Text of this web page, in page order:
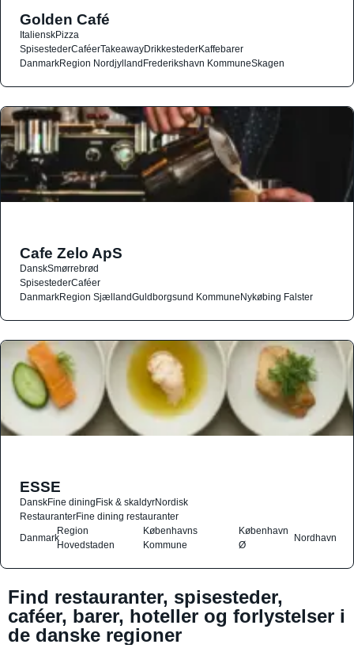
Golden Café
ItalienskPizza
SpisestederCaféerTakeawayDrikkestederKaffebarer
DanmarkRegion NordjyllandFrederikshavn KommuneSkagen
Cafe Zelo ApS
DanskSmørrebrød
SpisestederCaféer
DanmarkRegion SjællandGuldborgsund KommuneNykøbing Falster
ESSE
DanskFine diningFisk & skaldyrNordisk
RestauranterFine dining restauranter
Danmark
Region
Hovedstaden
Københavns
Kommune
København
Ø
Nordhavn
Find restauranter, spisesteder,
caféer, barer, hoteller og forlystelser i
de danske regioner